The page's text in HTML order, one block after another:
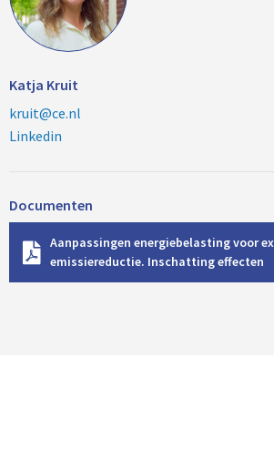
Katja Kruit
kruit@ce.nl
Linkedin
Documenten
Aanpassingen energiebelasting voor
emissiereductie. Inschatting effecten
n